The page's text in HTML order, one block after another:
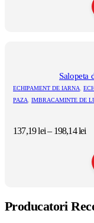
variații.
Opțiunile
pot
alese
în
Salopeta
ECHIPAMENT DE IARNA,
PAZA, IMBRACAMINTE DE
137,19lei– 198,14lei
are
Producatori